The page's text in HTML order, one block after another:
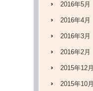
2016年5月
2016年4月
2016年3月
2016年2月
2015年12月
2015年10月